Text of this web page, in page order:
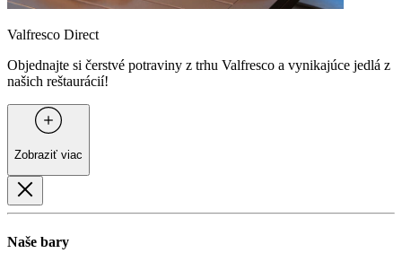
Valfresco Direct
Objednajte si čerstvé potraviny z trhu Valfresco a vynikajúce jedlá z
našich reštaurácií!
Zobraziť viac
Naše bary